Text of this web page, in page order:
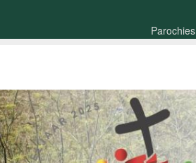
Parochies